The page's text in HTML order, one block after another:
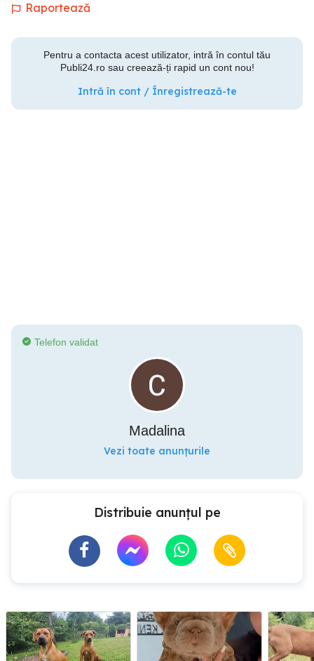
Raportează
Pentru a contacta acest utilizator, intră în contul tău
Publi24.ro sau creează-ți rapid un cont nou!
Intră în cont / Înregistrează-te
Telefon validat
Madalina
Vezi toate anunțurile
Distribuie anunțul pe